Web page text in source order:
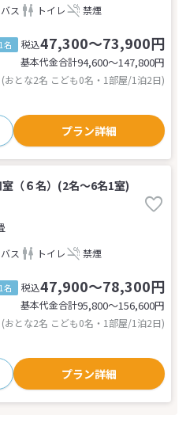
バス トイレ 禁煙
名 税込47,300～73,900円
基本代金合計94,600〜147,800円
(おとな2名 こども0名・1部屋/1泊2日)
プラン詳細
室（６名）(2名～6名1室)
バス トイレ 禁煙
名 税込47,900～78,300円
基本代金合計95,800〜156,600円
(おとな2名 こども0名・1部屋/1泊2日)
プラン詳細